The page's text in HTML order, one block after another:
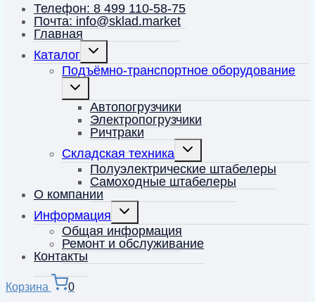
Телефон: 8 499 110-58-75
Почта: info@sklad.market
Главная
Каталог
Переключить
дочернее
меню
Подъёмно-транспортное оборудование
Переключить
дочернее
менюАвтопогрузчики
Электропогрузчики
Ричтраки
Складская техника
Переключить
дочернее
меню
Полуэлектрические штабелеры
Самоходные штабелеры
О компании
Информация
Переключить
дочернее
меню
Общая информация
Ремонт и обслуживание
Контакты
Корзина 0